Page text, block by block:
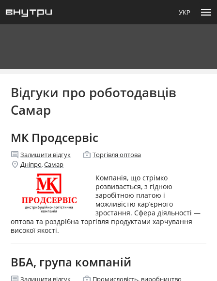
УКР menu
Відгуки про роботодавців
Самар
МК Продсервіс
comment Залишити відгук enterprise Торгівля оптова
location_on Дніпро,Самар
Компанія, що стрімко
розвивається, з гідною
заробітною платою і
можливістю кар’єрного
зростання. Сфера діяльності —
оптова та роздрібна торгівля продуктами харчування
високої якості.
ВБА, група компаній
Залишити відгук Промисловість, виробництво